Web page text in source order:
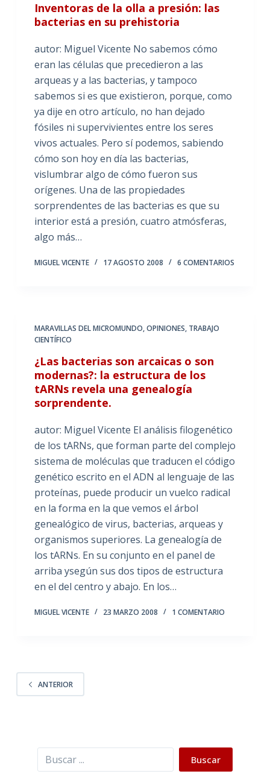
Inventoras de la olla a presión: las
bacterias en su prehistoria
autor: Miguel Vicente No sabemos cómo
eran las células que precedieron a las
arqueas y a las bacterias, y tampoco
sabemos si es que existieron, porque, como
ya dije en otro artículo, no han dejado
fósiles ni supervivientes entre los seres
vivos actuales. Pero sí podemos, sabiendo
cómo son hoy en día las bacterias,
vislumbrar algo de cómo fueron sus
orígenes. Una de las propiedades
sorprendentes de las bacterias es que su
interior está a presión, cuatro atmósferas,
algo más…
MIGUEL VICENTE 17 AGOSTO 2008 6 COMENTARIOS
MARAVILLAS DEL MICROMUNDO,OPINIONES, TRABAJO
CIENTÍFICO
¿Las bacterias son arcaicas o son
modernas?: la estructura de los
tARNs revela una genealogía
sorprendente.
autor: Miguel Vicente El análisis filogenético
de los tARNs, que forman parte del complejo
sistema de moléculas que traducen el código
genético escrito en el ADN al lenguaje de las
proteínas, puede producir un vuelco radical
en la forma en la que vemos el árbol
genealógico de virus, bacterias, arqueas y
organismos superiores. La genealogía de
los tARNs. En su conjunto en el panel de
arriba ysegún sus dos tipos de estructura
en el del centro y abajo. En los…
MIGUEL VICENTE 23 MARZO 2008 1 COMENTARIO
ANTERIOR
Buscar Buscar